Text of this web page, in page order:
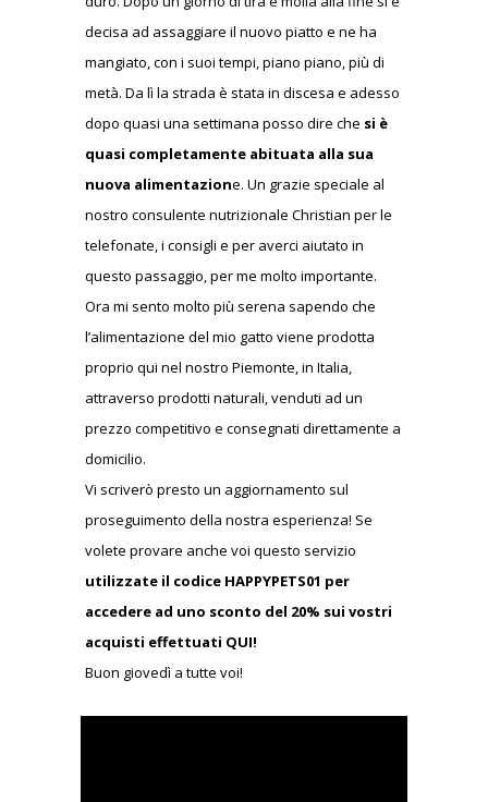
decisa ad assaggiare il nuovo piatto e ne ha
mangiato, con i suoi tempi, piano piano, più di
metà. Da lì la strada è stata in discesa e adesso
dopo quasi una settimana posso dire che si è
quasi completamente abituata alla sua
nuova alimentazione. Un grazie speciale al
nostro consulente nutrizionale Christian per le
telefonate, i consigli e per averci aiutato in
questo passaggio, per me molto importante.
Ora mi sento molto più serena sapendo che
l’alimentazione del mio gatto viene prodotta
proprio qui nel nostro Piemonte, in Italia,
attraverso prodotti naturali, venduti ad un
prezzo competitivo e consegnati direttamente a
domicilio.
Vi scriverò presto un aggiornamento sul
proseguimento della nostra esperienza! Se
volete provare anche voi questo servizio
utilizzate il codice HAPPYPETS01 per
accedere ad uno sconto del 20% sui vostri
acquisti effettuati QUI!
Buon giovedì a tutte voi!